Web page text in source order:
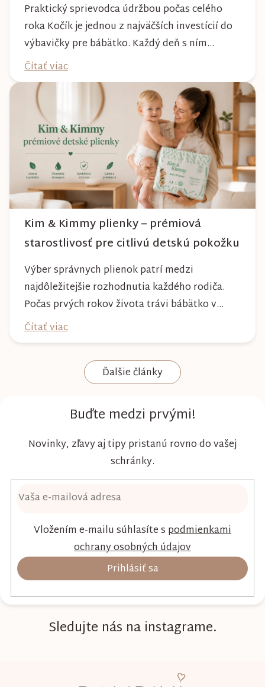
Praktický sprievodca údržbou počas celého
roka Kočík je jednou z najväčších investícií do
výbavičky pre bábätko. Každý deň s ním
absolvujete prechádzky po meste, v parkoch,
na lesných chodníkoch aj počas nepriaznivého
počasia. Pravidelnou starostlivosťou si však
môžete byť istí, že vám bude spoľahlivo slúžiť
dlhé roky a zachová si svoj krásny vzhľ...
Čítať viac
Kim & Kimmy plienky – prémiová
starostlivosť pre citlivú detskú pokožku
Výber správnych plienok patrí medzi
najdôležitejšie rozhodnutia každého rodiča.
Počas prvých rokov života trávi bábätko v
plienke väčšinu dňa, preto by mala poskytovať
nielen spoľahlivú ochranu, ale aj maximálny
komfort a šetrnosť k citlivej pokožke. Plienky
Kim & Kimmy boli vyvinuté s dôrazom na
Čítať viac
Ďalšie články
Buďte medzi prvými!
Novinky, zľavy aj tipy pristanú rovno do vašej
schránky.
Vložením e-mailu súhlasíte s podmienkami
ochrany osobných údajov
Prihlásiť sa
Sledujte nás na instagrame.